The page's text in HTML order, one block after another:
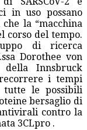
in uso possano
la “macchina
corso del tempo.
di ricerca
Dorothee von
Innsbruck
i tempi
tutte le possibili
bersaglio di
contro la
3CLpro .